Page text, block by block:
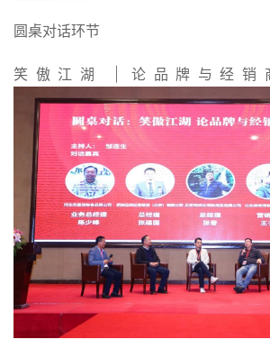
圆桌对话环节
笑傲江湖 | 论品牌与经销